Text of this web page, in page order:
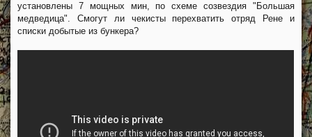
установлены 7 мощных мин, по схеме созвездия "Большая
медведица". Смогут ли чекисты перехватить отряд Рене и
списки добытые из бункера?